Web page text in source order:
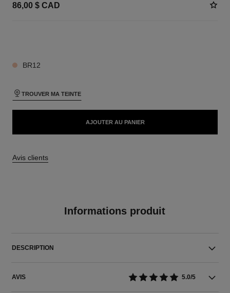
86,00 $ CAD
BR12
TROUVER MA TEINTE
AJOUTER AU PANIER
Avis clients
Informations produit
DESCRIPTION
AVIS 5.0/5